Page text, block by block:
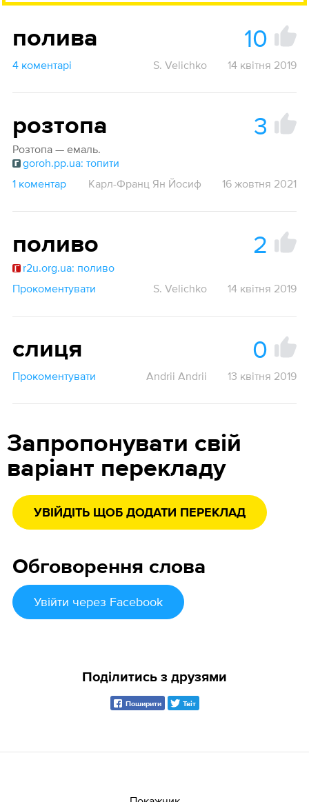
полива 10
4 коментарі S. Velichko 14 квітня 2019
розтопа 3
Розтопа — емаль.
goroh.pp.ua: топити
1 коментар
Карл-Франц Ян Йосиф 16 жовтня 2021
поливо 2
r2u.org.ua: поливо
Прокоментувати
S. Velichko 14 квітня 2019
слиця 0
Прокоментувати Andrii Andrii 13 квітня 2019
Запропонувати свій
варіант перекладу
УВІЙДІТЬ ЩОБ ДОДАТИ ПЕРЕКЛАД
Обговорення слова
Увійти через Facebook
Поділитись з друзями
Поширити Твіт